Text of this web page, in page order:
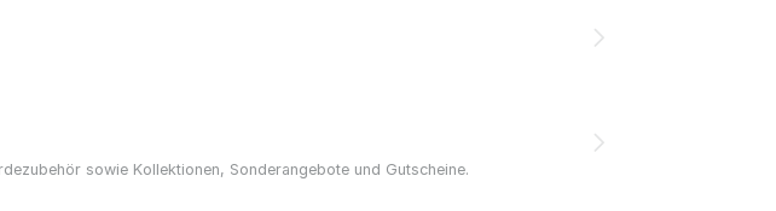
sowie Kollektionen, Sonderangebote und Gutscheine.